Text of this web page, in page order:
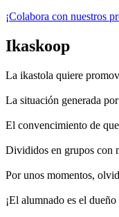
¡Colabora con nuestros
Ikaskoop
La ikastola quiere
La situación generada
El convencimiento de
Divididos en grupos con
Por unos momentos,
¡El alumnado es el